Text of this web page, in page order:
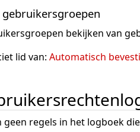
gebruikersgroepen
bekijken van
lid van: Automatisch
geen regels in het logboek